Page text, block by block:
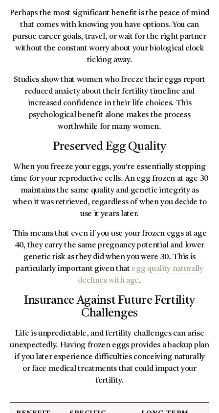
Perhaps the most significant benefit is the peace of mind
that comes with knowing you have options. You can
pursue career goals, travel, or wait for the right partner
without the constant worry about your biological clock
ticking away.
Studies show that women who freeze their eggs report
reduced anxiety about their fertility timeline and
increased confidence in their life choices. This
psychological benefit alone makes the process
worthwhile for many women.
Preserved Egg Quality
When you freeze your eggs, you're essentially stopping
time for your reproductive cells. An egg frozen at age 30
maintains the same quality and genetic integrity as
when it was retrieved, regardless of when you decide to
use it years later.
This means that even if you use your frozen eggs at age
40, they carry the same pregnancy potential and lower
genetic risk as they did when you were 30. This is
particularly important given that egg quality naturally
declines with age.
Insurance Against Future Fertility
Challenges
Life is unpredictable, and fertility challenges can arise
unexpectedly. Having frozen eggs provides a backup plan
if you later experience difficulties conceiving naturally
or face medical treatments that could impact your
fertility.